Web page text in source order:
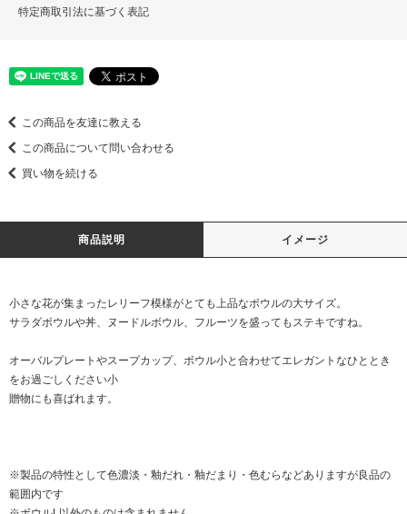
特定商取引法に基づく表記
この商品を友達に教える
この商品について問い合わせる
買い物を続ける
商品説明 イメージ
小さな花が集まったレリーフ模様がとても上品なボウルの大サイズ。
サラダボウルや丼、ヌードルボウル、フルーツを盛ってもステキですね。
オーバルプレートやスープカップ、ボウル小と合わせてエレガントなひととき
をお過ごしください小
贈物にも喜ばれます。
※製品の特性として色濃淡・釉だれ・釉だまり・色むらなどありますが良品の
範囲内です